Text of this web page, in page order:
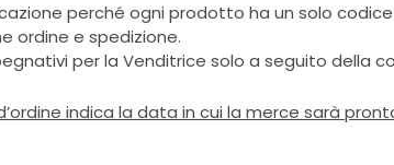
perché ogni prodotto ha un solo codice
ordine e spedizione.
per la Venditrice solo a seguito della
indica la data in cui la merce sarà